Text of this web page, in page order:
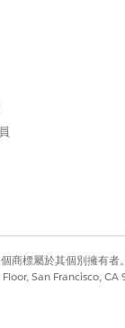
標屬於其個別擁有者。
San Francisco,